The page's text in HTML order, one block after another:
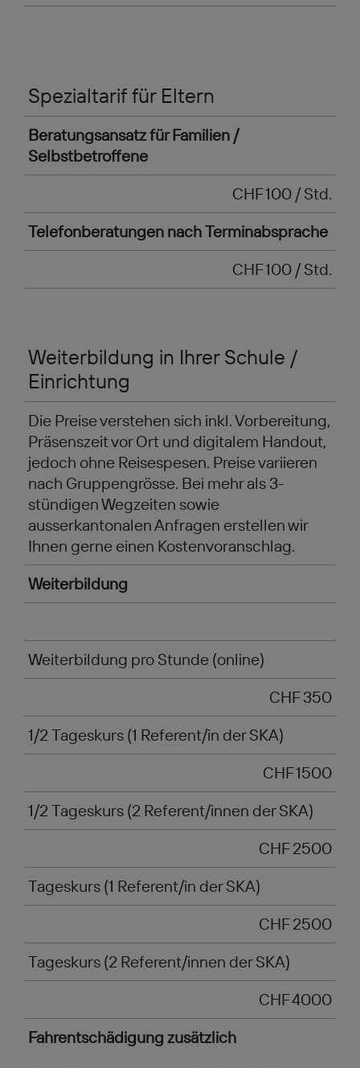
Spezialtarif für Eltern
Beratungsansatz für Familien /
Selbstbetroffene
CHF 100 / Std.
Telefonberatungen nach Terminabsprache
CHF 100 / Std.
Weiterbildung in Ihrer Schule /
Einrichtung
Die Preise verstehen sich inkl. Vorbereitung,
Präsenszeit vor Ort und digitalem Handout,
jedoch ohne Reisespesen. Preise variieren
nach Gruppengrösse. Bei mehr als 3-
stündigen Wegzeiten sowie
ausserkantonalen Anfragen erstellen wir
Ihnen gerne einen Kostenvoranschlag.
Weiterbildung
Weiterbildung pro Stunde (online)
CHF 350
1/2 Tageskurs (1 Referent/in der SKA)
CHF 1500
1/2 Tageskurs (2 Referent/innen der SKA)
CHF 2500
Tageskurs (1 Referent/in der SKA)
CHF 2500
Tageskurs (2 Referent/innen der SKA)
CHF 4000
Fahrentschädigung zusätzlich